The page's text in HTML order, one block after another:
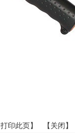
打印此页】 【关闭】